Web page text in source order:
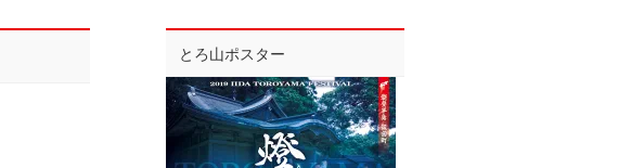
とろ山ポスター